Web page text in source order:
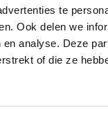
te
Ook delen we
analyse. Deze
of die ze
Inschrijven
OP
veiligheidsschoenen